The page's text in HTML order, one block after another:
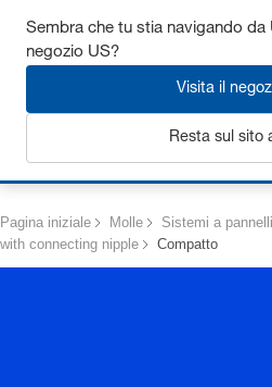
Ottieni fino al 7% di sconto -
Pagina iniziale Molle
Sistemi a
with connecting nipple
Compatto
Sembra che tu stia navigando da
negozio US?
Visita il
Resta sul sito